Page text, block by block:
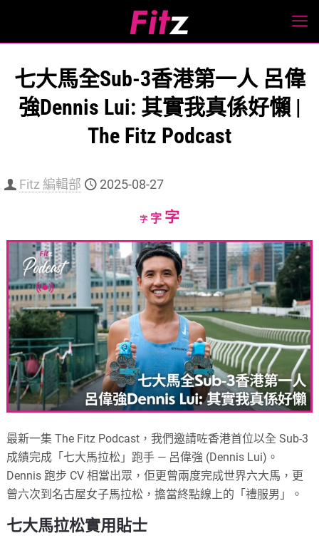
七大馬全Sub-3香港第一人 呂偉
強Dennis Lui: 其實我真係好懶 |
The Fitz Podcast
Fitz 編輯部 2025-08-27
字Decrease
size.
字Reset
size.
字Increase
size.
最新一集 The Fitz Podcast，我們邀請咗香港首位以全 Sub-3
成績完成「七大馬拉松」跑手 — 呂偉強 (Dennis Lui)。
Dennis 跑步 CV 相當出眾，佢更曾兩度完成世界六大馬，更
曾六次到名古屋女子馬拉松，擔當終點線上的「禮服男」。
七大馬拉松實用貼士